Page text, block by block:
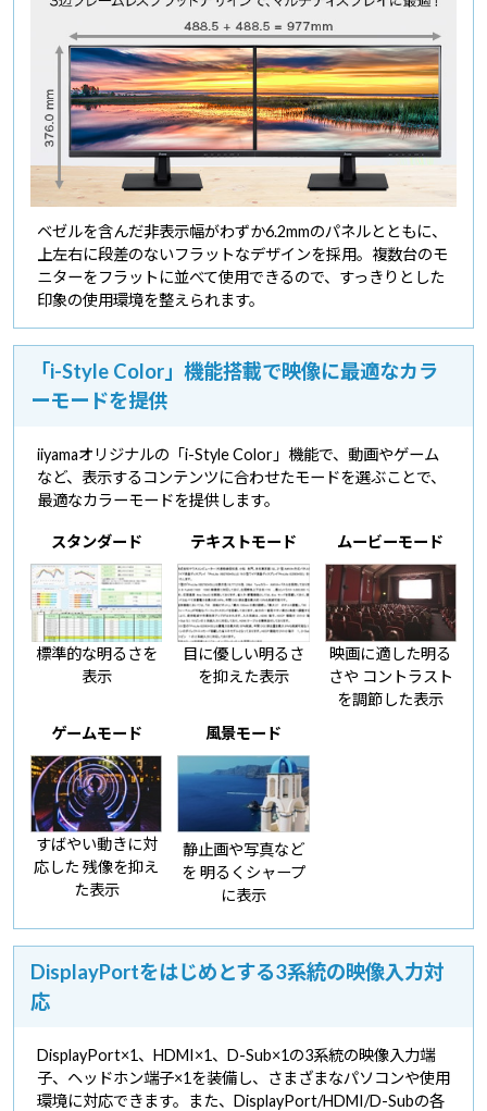
ベゼルを含んだ非表示幅がわずか6.2mmのパネルとともに、
上左右に段差のないフラットなデザインを採用。複数台のモ
ニターをフラットに並べて使用できるので、すっきりとした
印象の使用環境を整えられます。
「i-Style Color」機能搭載で映像に最適なカラ
ーモードを提供
iiyamaオリジナルの「i-Style Color」機能で、動画やゲーム
など、表示するコンテンツに合わせたモードを選ぶことで、
最適なカラーモードを提供します。
スタンダード
標準的な明るさを
表示
テキストモード
目に優しい明るさ
を抑えた表示
ムービーモード
映画に適した明る
さや コントラスト
を調節した表示
ゲームモード
すばやい動きに対
応した 残像を抑え
た表示
風景モード
静止画や写真など
を 明るくシャープ
に表示
DisplayPortをはじめとする3系統の映像入力対
応
DisplayPort×1、HDMI×1、D-Sub×1の3系統の映像入力端
子、ヘッドホン端子×1を装備し、さまざまなパソコンや使用
環境に対応できます。また、DisplayPort/HDMI/D-Subの各